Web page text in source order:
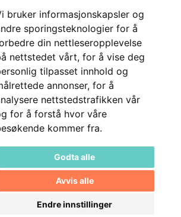
bruker informasjonskapsler og
sporingsteknologier for å
din nettleseropplevelse
nettstedet vårt, for å vise deg
tilpasset innhold og
annonser, for å
nettstedstrafikken vår
for å forstå hvor våre
kommer fra.
Godta alle
Avvis alle
Endre innstillinger
for å holde deg oppdatert.
Meld på